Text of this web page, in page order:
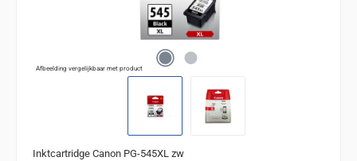
Afbeelding vergelijkbaar met product
Inktcartridge Canon PG-545XL zw